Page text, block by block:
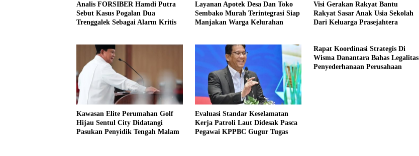
Analis FORSIBER Hamdi Putra
Sebut Kasus Pogalan Dua
Trenggalek Sebagai Alarm Kritis
Layanan Apotek Desa Dan Toko
Sembako Murah Terintegrasi Siap
Manjakan Warga Kelurahan
Visi Gerakan Rakyat Bantu
Rakyat Sasar Anak Usia Sekolah
Dari Keluarga Prasejahtera
Kawasan Elite Perumahan Golf
Hijau Sentul City Didatangi
Pasukan Penyidik Tengah Malam
Evaluasi Standar Keselamatan
Kerja Patroli Laut Didesak Pasca
Pegawai KPPBC Gugur Tugas
Rapat Koordinasi Strategis Di
Wisma Danantara Bahas Legalitas
Penyederhanaan Perusahaan